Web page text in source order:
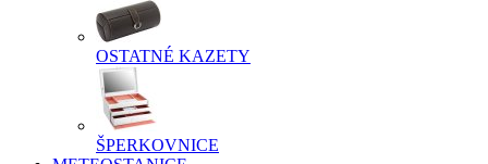
OSTATNÉ KAZETY
ŠPERKOVNICE